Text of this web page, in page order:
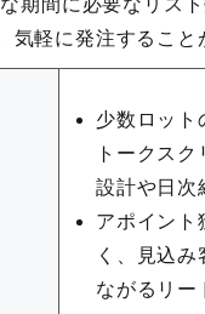
気軽に発注すること
少数ロット
トークス
設計や日次
アポイント
く、見込み
ながるリー